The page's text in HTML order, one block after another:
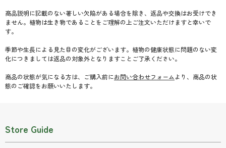
商品説明に記載のない著しい欠陥がある場合を除き、返品や交換はお受けでき
ません。植物は生き物であることをご理解の上ご注文いただけますと幸いで
す。
季節や生長による見た目の変化がございます。植物の健康状態に問題のない変
化につきましては返品の対象外となりますことご了承ください。
商品の状態が気になる方は、ご購入前にお問い合わせフォームより、商品の状
態のご確認をお願いいたします。
Store Guide